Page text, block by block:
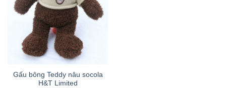
Gấu bông Teddy nâu socola
H&T Limited